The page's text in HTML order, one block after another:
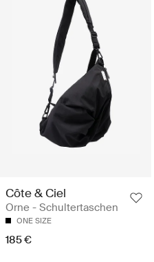
Côte & Ciel
Orne - Schultertaschen
ONE SIZE
185 €